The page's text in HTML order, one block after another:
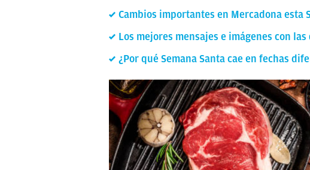
Cambios importantes en Mercadona esta
Los mejores mensajes e imágenes con
¿Por qué Semana Santa cae en fechas